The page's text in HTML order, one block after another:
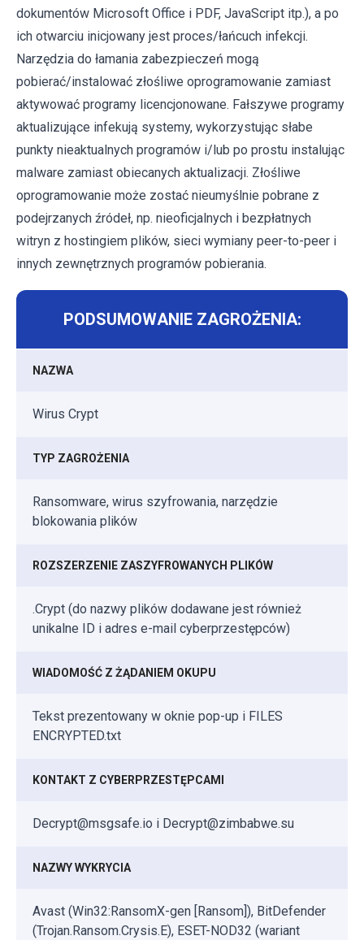
dokumentów Microsoft Office i PDF, JavaScript itp.), a po
ich otwarciu inicjowany jest proces/łańcuch infekcji.
Narzędzia do łamania zabezpieczeń mogą
pobierać/instalować złośliwe oprogramowanie zamiast
aktywować programy licencjonowane. Fałszywe programy
aktualizujące infekują systemy, wykorzystując słabe
punkty nieaktualnych programów i/lub po prostu instalując
malware zamiast obiecanych aktualizacji. Złośliwe
oprogramowanie może zostać nieumyślnie pobrane z
podejrzanych źródeł, np. nieoficjalnych i bezpłatnych
witryn z hostingiem plików, sieci wymiany peer-to-peer i
innych zewnętrznych programów pobierania.
PODSUMOWANIE ZAGROŻENIA:
NAZWA
Wirus Crypt
TYP ZAGROŻENIA
Ransomware, wirus szyfrowania, narzędzie
blokowania plików
ROZSZERZENIE ZASZYFROWANYCH PLIKÓW
.Crypt (do nazwy plików dodawane jest również
unikalne ID i adres e-mail cyberprzestępców)
WIADOMOŚĆ Z ŻĄDANIEM OKUPU
Tekst prezentowany w oknie pop-up i FILES
ENCRYPTED.txt
KONTAKT Z CYBERPRZESTĘPCAMI
Decrypt@msgsafe.io i Decrypt@zimbabwe.su
NAZWY WYKRYCIA
Avast (Win32:RansomX-gen [Ransom]), BitDefender
(Trojan.Ransom.Crysis.E), ESET-NOD32 (wariant